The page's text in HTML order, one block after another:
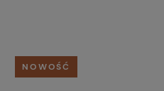
NOWOŚĆ